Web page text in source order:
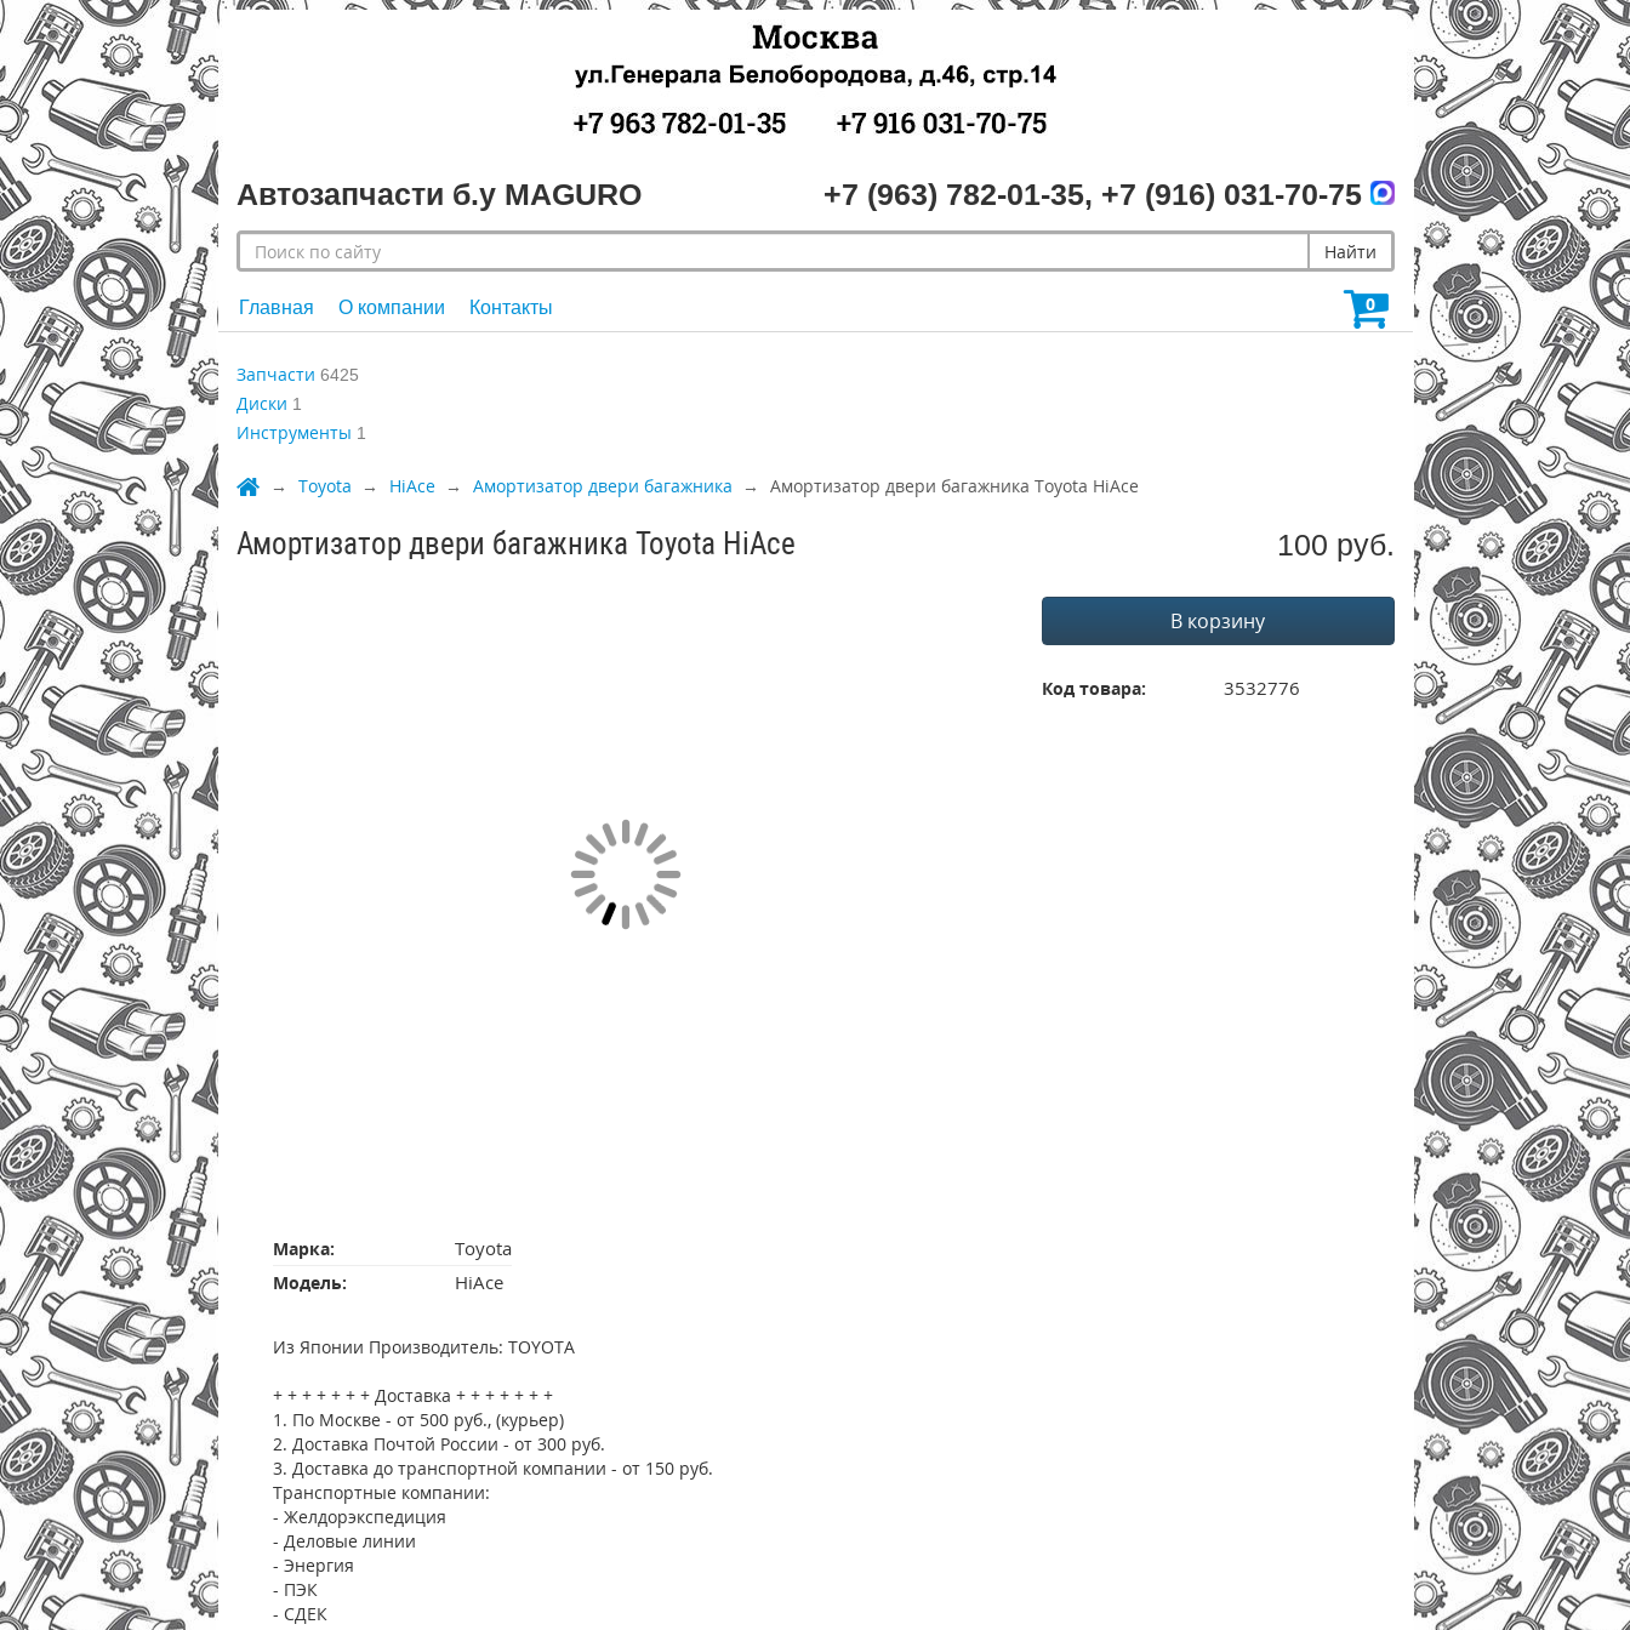
Автозапчасти б.у MAGURO +7 (963) 782-01-35, +7 (916) 031-70-75
Найти
Главная О компании Контакты 0
Запчасти 6425
Диски 1
Инструменты 1
Toyota HiAce Амортизатор двери багажника Амортизатор двери багажника Toyota HiAce
Амортизатор двери багажника Toyota HiAce 100 руб.
В корзину
Код товара: 3532776
Марка: Toyota
Модель: HiAce
Из Японии Производитель: TOYOTA
+ + + + + + + Доставка + + + + + + +
1. По Москве - от 500 руб., (курьер)
2. Доставка Почтой России - от 300 руб.
3. Доставка до транспортной компании - от 150 руб.
Транспортные компании:
- Желдорэкспедиция
- Деловые линии
- Энергия
- ПЭК
- СДЕК